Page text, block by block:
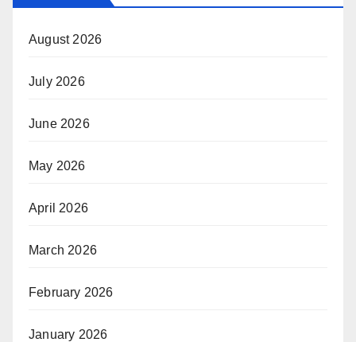
August 2026
July 2026
June 2026
May 2026
April 2026
March 2026
February 2026
January 2026